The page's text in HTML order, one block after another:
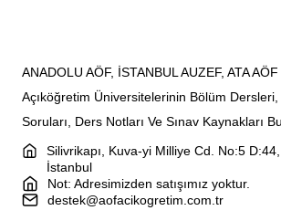
ANADOLU AÖF, İSTANBUL AUZEF, ATA AÖF
Açıköğretim Üniversitelerinin Bölüm Dersleri,
Soruları, Ders Notları Ve Sınav Kaynakları
Silivrikapı, Kuva-yi Milliye Cd. No:5
İstanbul
Not: Adresimizden satışımız yoktur.
destek@aofacikogretim.com.tr